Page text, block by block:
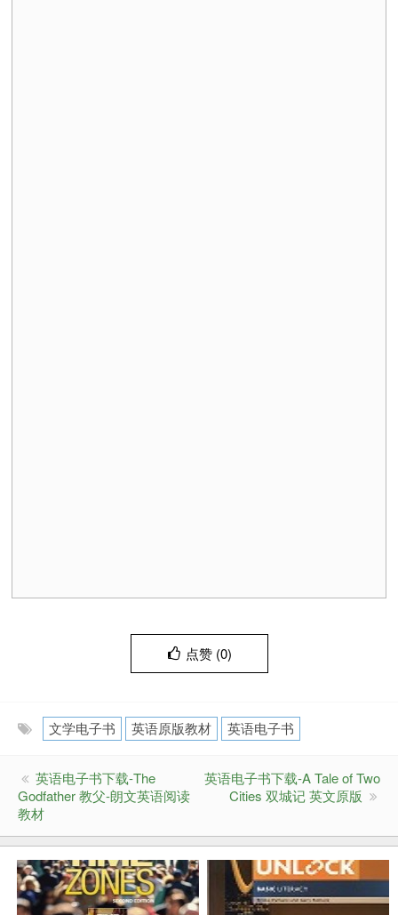
点赞 (0)
文学电子书 英语原版教材 英语电子书
英语电子书下载-The
Godfather 教父-朗文英语阅读
教材
英语电子书下载-A Tale of Two
Cities 双城记 英文原版